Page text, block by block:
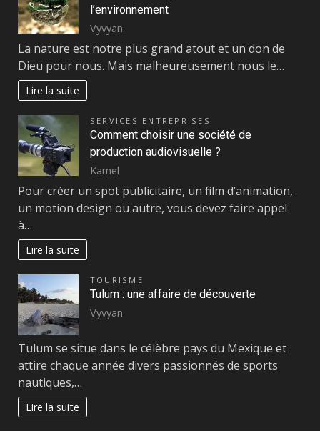
l’environnement
Vyvyan
La nature est notre plus grand atout et un don de
Dieu pour nous. Mais malheureusement nous le…
Lire la suite
SERVICES ENTREPRISES
Comment choisir une société de
production audiovisuelle ?
Kamel
Pour créer un spot publicitaire, un film d’animation,
un motion design ou autre, vous devez faire appel
à…
Lire la suite
TOURISME
Tulum : une affaire de découverte
Vyvyan
Tulum se situe dans le célèbre pays du Mexique et
attire chaque année divers passionnés de sports
nautiques,…
Lire la suite